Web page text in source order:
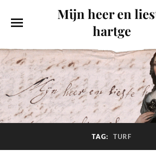
Mijn heer en
hartge
TAG: TURF